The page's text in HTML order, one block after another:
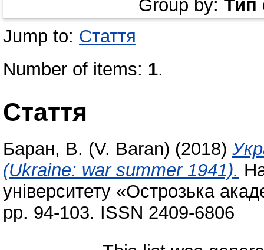
Group by: Тип
Jump to: Стаття
Number of items: 1.
Стаття
Баран, В. (V. Baran) (2018)
(Ukraine: war summer 1941).
університету «Острозька
pp. 94-103. ISSN 2409-6806